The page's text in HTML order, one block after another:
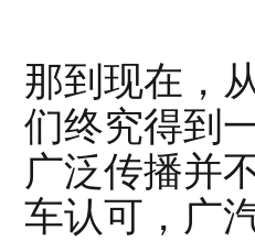
那到现在，
们终究得到
广泛传播并
车认可，广